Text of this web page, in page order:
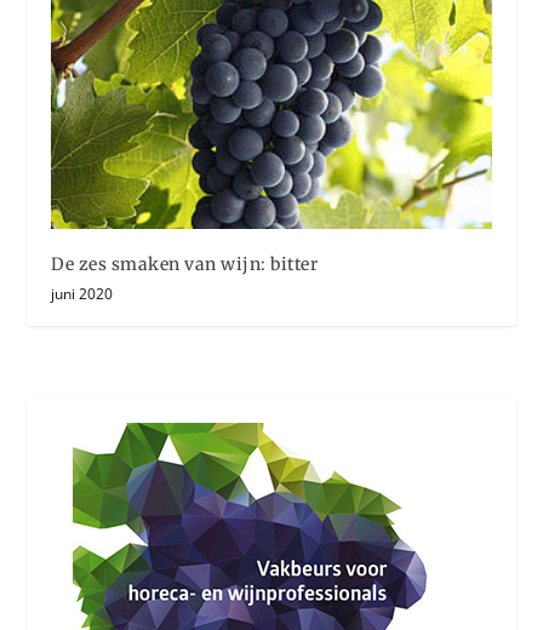
De zes smaken van wijn: bitter
juni 2020